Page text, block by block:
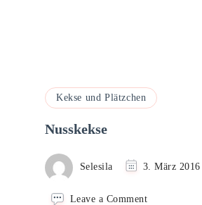
Kekse und Plätzchen
Nusskekse
Selesila 3. März 2016
Leave a Commenton